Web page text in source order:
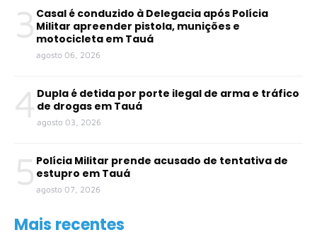
3 Casal é conduzido à Delegacia após Polícia
Militar apreender pistola, munições e
motocicleta em Tauá
agosto 06, 2026
4 Dupla é detida por porte ilegal de arma e tráfico
de drogas em Tauá
agosto 03, 2026
5 Polícia Militar prende acusado de tentativa de
estupro em Tauá
agosto 07, 2026
Mais recentes